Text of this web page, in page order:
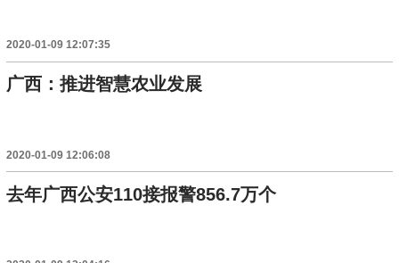
2020-01-09 12:07:35
广西：推进智慧农业发展
2020-01-09 12:06:08
去年广西公安110接报警856.7万个